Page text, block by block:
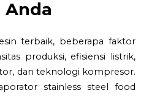
Anda
terbaik, beberapa faktor
produksi, efisiensi listrik,
dan teknologi kompresor.
stainless steel food